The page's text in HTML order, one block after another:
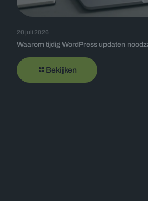
20 juli 2026
Waarom tijdig WordPress updaten
Bekijken